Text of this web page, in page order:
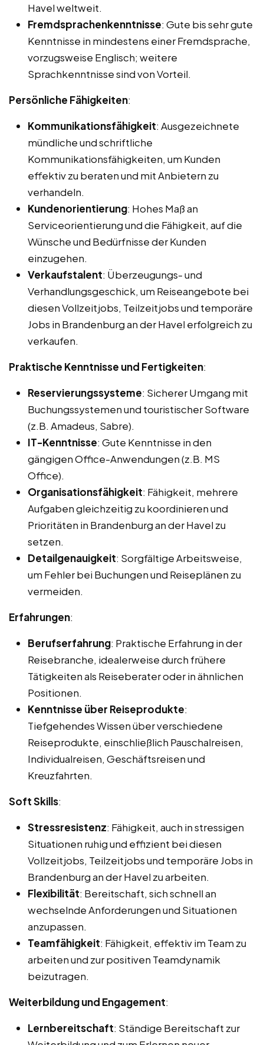
Havel weltweit.
Fremdsprachenkenntnisse: Gute bis sehr gute
Kenntnisse in mindestens einer Fremdsprache,
vorzugsweise Englisch; weitere
Sprachkenntnisse sind von Vorteil.
Persönliche Fähigkeiten:
Kommunikationsfähigkeit: Ausgezeichnete
mündliche und schriftliche
Kommunikationsfähigkeiten, um Kunden
effektiv zu beraten und mit Anbietern zu
verhandeln.
Kundenorientierung: Hohes Maß an
Serviceorientierung und die Fähigkeit, auf die
Wünsche und Bedürfnisse der Kunden
einzugehen.
Verkaufstalent: Überzeugungs- und
Verhandlungsgeschick, um Reiseangebote bei
diesen Vollzeitjobs, Teilzeitjobs und temporäre
Jobs in Brandenburg an der Havel erfolgreich zu
verkaufen.
Praktische Kenntnisse und Fertigkeiten:
Reservierungssysteme: Sicherer Umgang mit
Buchungssystemen und touristischer Software
(z.B. Amadeus, Sabre).
IT-Kenntnisse: Gute Kenntnisse in den
gängigen Office-Anwendungen (z.B. MS
Office).
Organisationsfähigkeit: Fähigkeit, mehrere
Aufgaben gleichzeitig zu koordinieren und
Prioritäten in Brandenburg an der Havel zu
setzen.
Detailgenauigkeit: Sorgfältige Arbeitsweise,
um Fehler bei Buchungen und Reiseplänen zu
vermeiden.
Erfahrungen:
Berufserfahrung: Praktische Erfahrung in der
Reisebranche, idealerweise durch frühere
Tätigkeiten als Reiseberater oder in ähnlichen
Positionen.
Kenntnisse über Reiseprodukte:
Tiefgehendes Wissen über verschiedene
Reiseprodukte, einschließlich Pauschalreisen,
Individualreisen, Geschäftsreisen und
Kreuzfahrten.
Soft Skills:
Stressresistenz: Fähigkeit, auch in stressigen
Situationen ruhig und effizient bei diesen
Vollzeitjobs, Teilzeitjobs und temporäre Jobs in
Brandenburg an der Havel zu arbeiten.
Flexibilität: Bereitschaft, sich schnell an
wechselnde Anforderungen und Situationen
anzupassen.
Teamfähigkeit: Fähigkeit, effektiv im Team zu
arbeiten und zur positiven Teamdynamik
beizutragen.
Weiterbildung und Engagement:
Lernbereitschaft: Ständige Bereitschaft zur